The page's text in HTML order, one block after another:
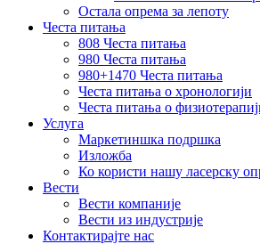
Остала опрема за лепоту
Честа питања
808 Честа питања
980 Честа питања
980+1470 Честа питања
Честа питања о хронологији
Честа питања о
Услуга
Маркетиншка подршка
Изложба
Ко користи нашу ласерску
Вести
Вести компаније
Вести из индустрије
Контактирајте нас